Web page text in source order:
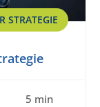
STRATEGIE
5 min